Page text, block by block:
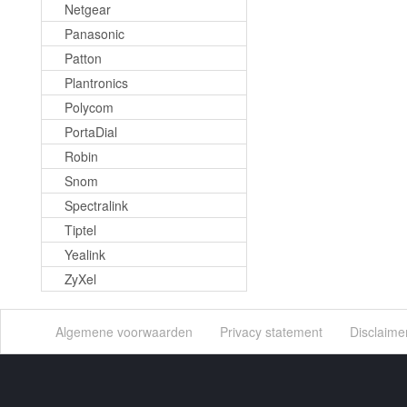
Netgear
Panasonic
Patton
Plantronics
Polycom
PortaDial
Robin
Snom
Spectralink
Tiptel
Yealink
ZyXel
Algemene voorwaarden Privacy statement